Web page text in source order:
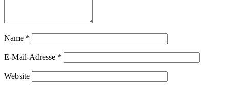
Name *
E-Mail-Adresse *
Website